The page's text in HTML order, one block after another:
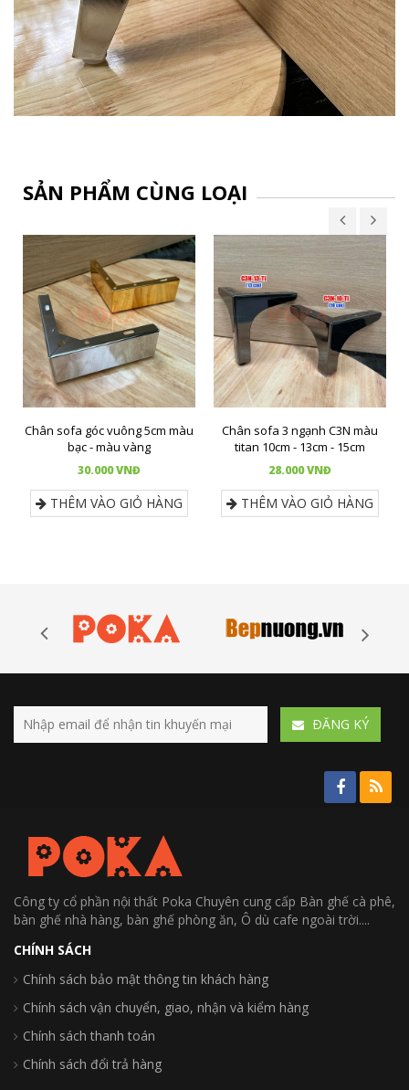
SẢN PHẨM CÙNG LOẠI
Chân sofa góc vuông 5cm màu
bạc - màu vàng
30.000 VNĐ
THÊM VÀO GIỎ HÀNG
Chân sofa 3 ngạnh C3N màu
titan 10cm - 13cm - 15cm
28.000 VNĐ
THÊM VÀO GIỎ HÀNG
ÐĂNG KÝ
Công ty cổ phần nội thất Poka Chuyên cung cấp Bàn ghế cà phê,
bàn ghế nhà hàng, bàn ghế phòng ăn, Ô dù cafe ngoài trời....
CHÍNH SÁCH
Chính sách bảo mật thông tin khách hàng
Chính sách vận chuyển, giao, nhận và kiểm hàng
Chính sách thanh toán
Chính sách đổi trả hàng